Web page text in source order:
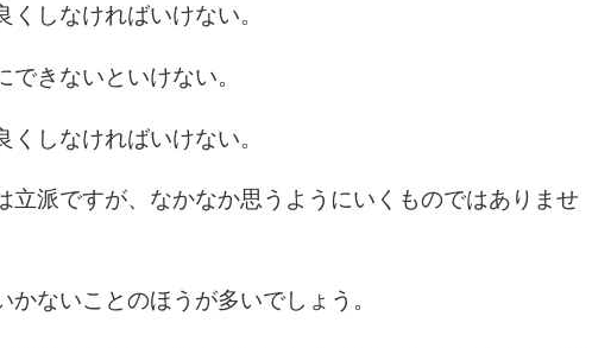
しなければいけない。
きないといけない。
しなければいけない。
立派ですが、なかなか思うようにいくものではありませ
かないことのほうが多いでしょう。